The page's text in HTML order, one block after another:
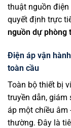
thuật nguồn
quyết định trực
nguồn dự phòng
Điện áp vận
toàn cầu
Toàn bộ thiết bị
truyền dẫn,
áp một chiều âm
thường. Đây là